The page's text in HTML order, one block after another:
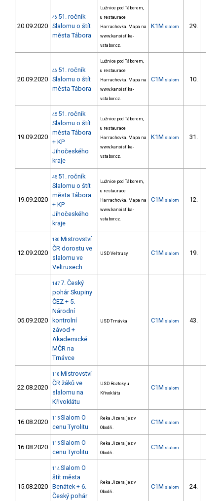
20.09.2020
46 51. ročník
Slalomu o štít
města Tábora
Lužnice pod Táborem,
u restaurace
Harrachovka. Mapa na
www.kanoistika-
vstabor.cz.
K1M slalom 29.
20.09.2020
46 51. ročník
Slalomu o štít
města Tábora
Lužnice pod Táborem,
u restaurace
Harrachovka. Mapa na
www.kanoistika-
vstabor.cz.
C1M slalom 10.
19.09.2020
45 51. ročník
Slalomu o štít
města Tábora
+ KP
Jihočeského
kraje
Lužnice pod Táborem,
u restaurace
Harrachovka. Mapa na
www.kanoistika-
vstabor.cz.
K1M slalom 31.
19.09.2020
45 51. ročník
Slalomu o štít
města Tábora
+ KP
Jihočeského
kraje
Lužnice pod Táborem,
u restaurace
Harrachovka. Mapa na
www.kanoistika-
vstabor.cz.
C1M slalom 12.
12.09.2020
130 Mistrovství
ČR dorostu ve
slalomu ve
Veltrusech
USD Veltrusy C1M slalom 19.
05.09.2020
147 7. Český
pohár Skupiny
ČEZ + 5.
Národní
kontrolní
závod +
Akademické
MČR na
Trnávce
USD Trnávka C1M slalom 43.
22.08.2020
118 Mistrovství
ČR žáků ve
slalomu na
Křivoklátu
USD Roztoky u
Křivoklátu
C1M slalom
16.08.2020 115 Slalom O
cenu Tyrolitu
Řeka Jizera, jez v
Obodři.
C1M slalom
16.08.2020 115 Slalom O
cenu Tyrolitu
Řeka Jizera, jez v
Obodři.
C1M slalom
15.08.2020
114 Slalom O
štít města
Benátek + 6.
Český pohár
Řeka Jizera, jez v
Obodři.
C1M slalom 24.